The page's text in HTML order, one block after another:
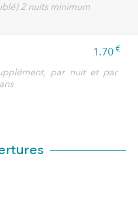
2 nuits minimum
1.70 €
par nuit et par